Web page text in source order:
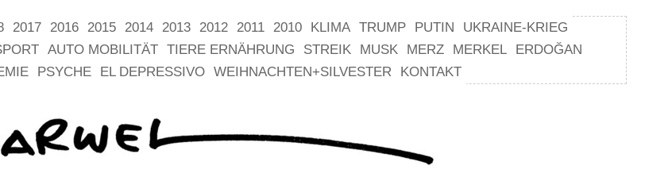
2017 2016 2015 2014 2013 2012 2011 2010 KLIMA TRUMP PUTIN
UKRAINE-KRIEG
AUTO MOBILITÄT TIERE ERNÄHRUNG STREIK MUSK MERZ MERKEL
ERDOĞAN
PSYCHE EL DEPRESSIVO WEIHNACHTEN+SILVESTER KONTAKT